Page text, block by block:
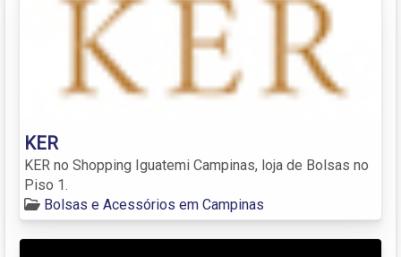
KER
KER no Shopping Iguatemi Campinas, loja de Bolsas no
Piso 1.
Bolsas e Acessórios em Campinas